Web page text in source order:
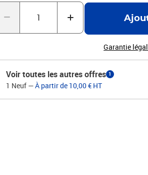
Garantie
Voir toutes les autres offres 1
1 Neuf —À partir de 10,00 € HT